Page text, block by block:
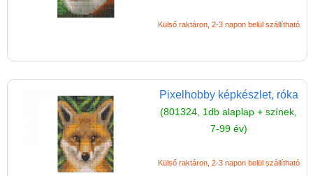
Külső raktáron, 2-3 napon belül szállítható
Pixelhobby képkészlet, róka
(801324, 1db alaplap + színek,
7-99 év)
Külső raktáron, 2-3 napon belül szállítható